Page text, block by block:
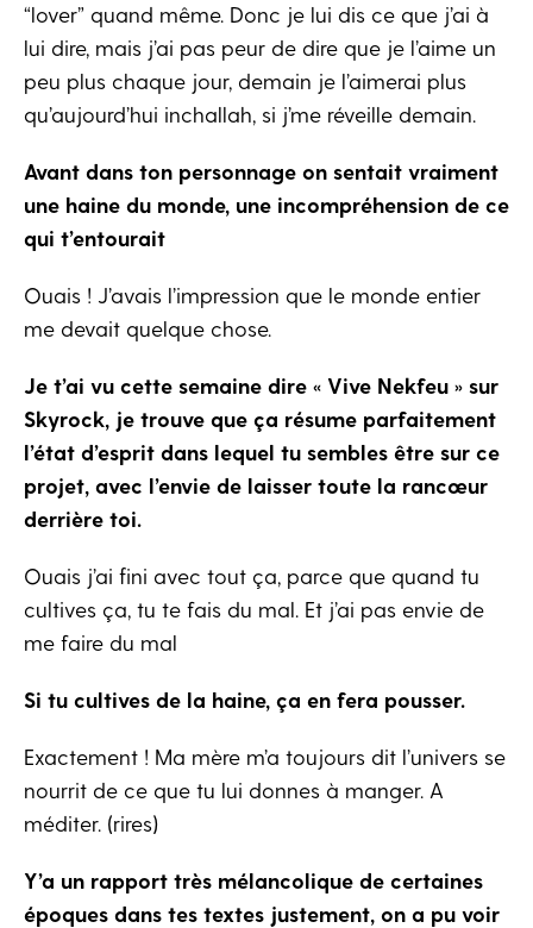
“lover” quand même. Donc je lui dis ce que j’ai à
lui dire, mais j’ai pas peur de dire que je l’aime un
peu plus chaque jour, demain je l’aimerai plus
qu’aujourd’hui inchallah, si j’me réveille demain.
Avant dans ton personnage on sentait vraiment
une haine du monde, une incompréhension de ce
qui t’entourait
Ouais ! J’avais l’impression que le monde entier
me devait quelque chose.
Je t’ai vu cette semaine dire « Vive Nekfeu » sur
Skyrock, je trouve que ça résume parfaitement
l’état d’esprit dans lequel tu sembles être sur ce
projet, avec l’envie de laisser toute la rancœur
derrière toi.
Ouais j’ai fini avec tout ça, parce que quand tu
cultives ça, tu te fais du mal. Et j’ai pas envie de
me faire du mal
Si tu cultives de la haine, ça en fera pousser.
Exactement ! Ma mère m’a toujours dit l’univers se
nourrit de ce que tu lui donnes à manger. A
méditer. (rires)
Y’a un rapport très mélancolique de certaines
époques dans tes textes justement, on a pu voir